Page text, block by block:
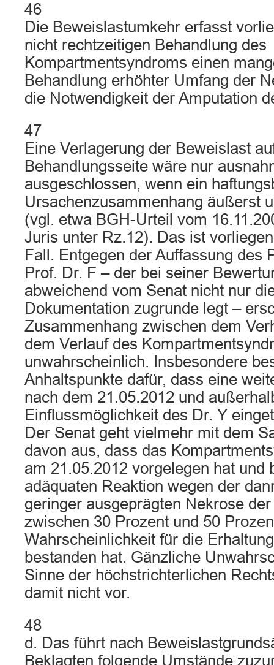
46
Die Beweislastumkehr erfasst
nicht rechtzeitigen Behandlung des
Kompartmentsyndroms einen
Behandlung erhöhter Umfang der
die Notwendigkeit der Amputation
47
Eine Verlagerung der Beweislast
Behandlungsseite wäre nur
ausgeschlossen, wenn ein
Ursachenzusammenhang äußerst
(vgl. etwa BGH-Urteil vom
Juris unter Rz.12). Das ist
Fall. Entgegen der Auffassung des
Prof. Dr. F – der bei seiner
abweichend vom Senat nicht nur
Dokumentation zugrunde legt –
Zusammenhang zwischen dem
dem Verlauf des
unwahrscheinlich. Insbesondere
Anhaltspunkte dafür, dass eine
nach dem 21.05.2012 und
Einflussmöglichkeit des Dr. Y
Der Senat geht vielmehr mit dem
davon aus, dass das
am 21.05.2012 vorgelegen hat und
adäquaten Reaktion wegen der
geringer ausgeprägten Nekrose
zwischen 30 Prozent und 50
Wahrscheinlichkeit für die
bestanden hat. Gänzliche
Sinne der höchstrichterlichen
damit nicht vor.
48
d. Das führt nach
Beklagten folgende Umstände